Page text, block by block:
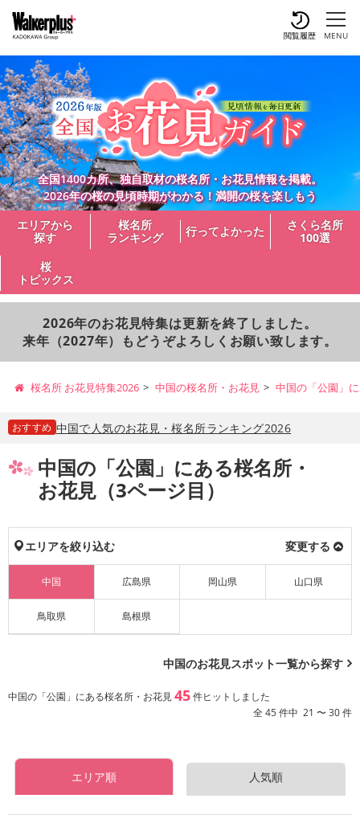
MENU
閲覧履歴
全国1400カ所、独自取材の桜名所・お花見情報を掲載。
2026年の桜の見頃時期がわかる！満開の桜を楽しもう
エリアから
探す
桜名所
ランキング
行ってよかった
さくら名所
100選
桜
トピックス
2026年のお花見特集は更新を終了しました。
来年（2027年）もどうぞよろしくお願い致します。
桜名所 お花見特集2026 中国の桜名所・お花見 中国の「公園」
おすすめ 中国で人気のお花見・桜名所ランキング2026
中国の「公園」にある桜名所・
お花見（3ページ目）
エリアを絞り込む 変更する
中国 広島県 岡山県 山口県
鳥取県 島根県
中国のお花見スポット一覧から探す
中国の「公園」にある桜名所・お花見45件ヒットしました
全 45 件中 21 〜 30 件
エリア順 人気順